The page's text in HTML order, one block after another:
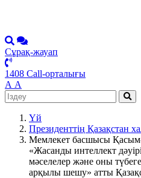
Сұрақ-жауап
1408 Call-орталығы
А А
Үй
Президенттің Қазақстан
Мемлекет басшысы
«Жасанды интеллект
мәселелер және оны
арқылы шешу» атты